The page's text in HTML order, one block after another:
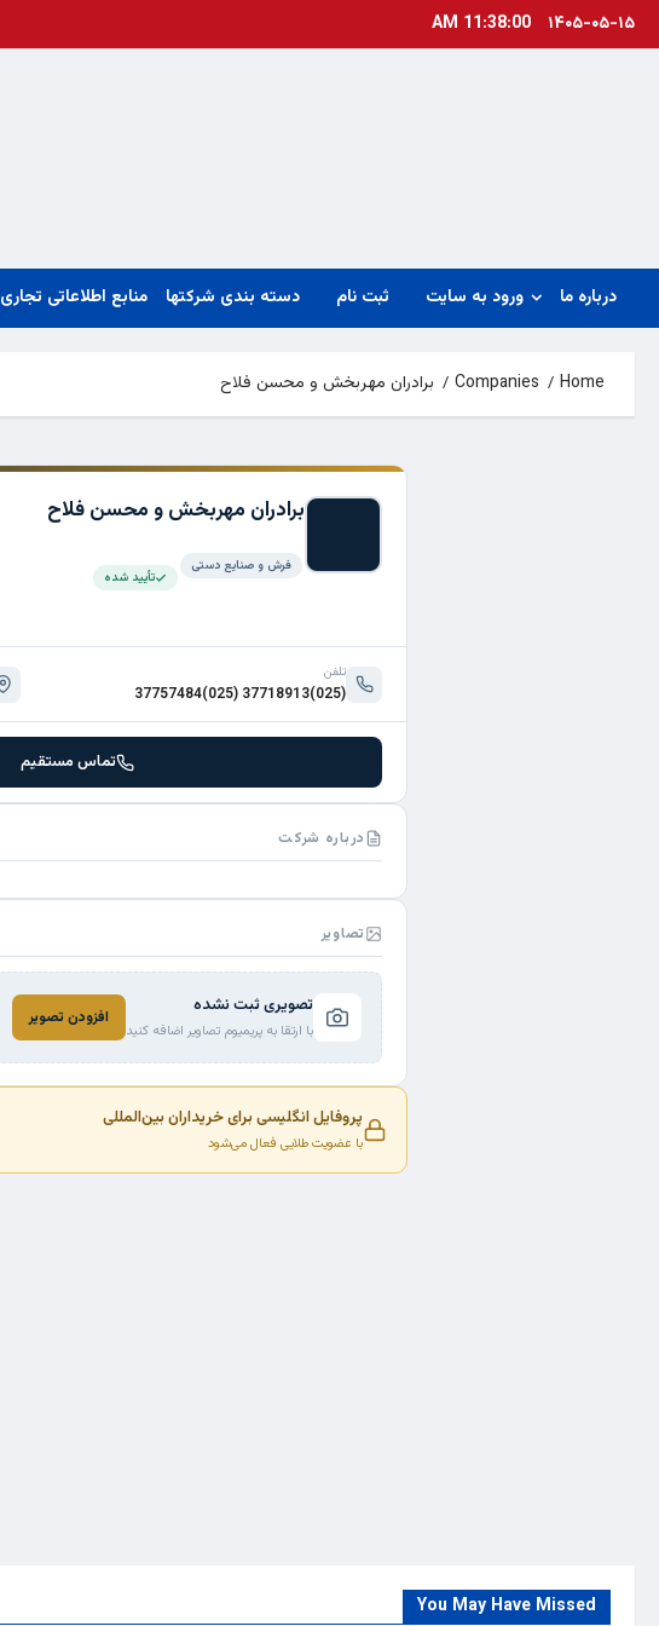
Skip۱۴۰۵-۰۵-۱۵ 11:38:01 AM
درباره ما ورود به سایت ثبت نام دسته بندی شرکتها منابع اطلاعاتی تجاری
Home
Companies برادران مهربخش و محسن فلاح
برادران مهربخش و محسن فلاح
فرش و صنایع دستی
تأیید شده
تلفن
(025)37718913 (025)37757484
تماس مستقیم
درباره شرکت
تصاویر
تصویری ثبت نشده
با ارتقا به پریمیوم تصاویر اضافه کنید
افزودن تصویر
پروفایل انگلیسی برای خریداران بین‌المللی
با عضویت طلایی فعال می‌شود
You May Have Missed